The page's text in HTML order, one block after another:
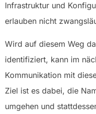
Infrastruktur und
erlauben nicht
Wird auf diesem Weg
identifiziert, kann im
Kommunikation mit
Ziel ist es dabei, die
umgehen und